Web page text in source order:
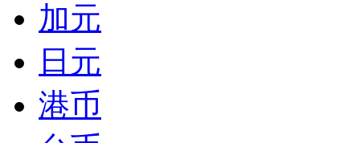
加元
日元
港币